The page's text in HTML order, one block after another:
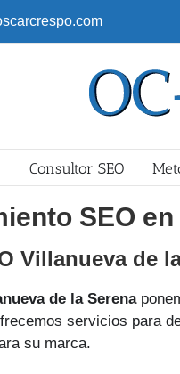
Consultor SEO
SEO
Villanueva de
de la Serena
servicios para
su marca.